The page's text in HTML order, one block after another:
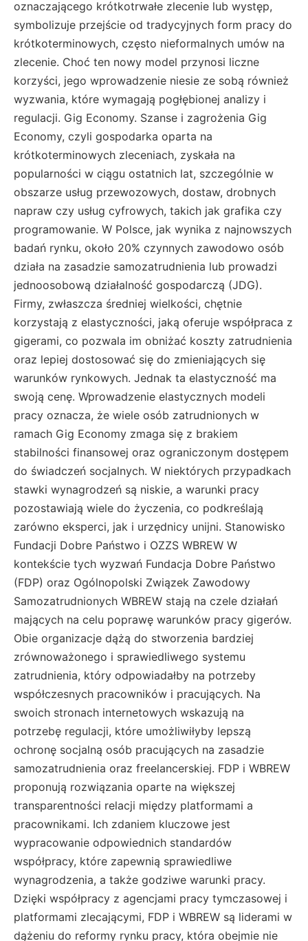
oznaczającego krótkotrwałe zlecenie lub występ,
symbolizuje przejście od tradycyjnych form pracy do
krótkoterminowych, często nieformalnych umów na
zlecenie. Choć ten nowy model przynosi liczne
korzyści, jego wprowadzenie niesie ze sobą również
wyzwania, które wymagają pogłębionej analizy i
regulacji. Gig Economy. Szanse i zagrożenia Gig
Economy, czyli gospodarka oparta na
krótkoterminowych zleceniach, zyskała na
popularności w ciągu ostatnich lat, szczególnie w
obszarze usług przewozowych, dostaw, drobnych
napraw czy usług cyfrowych, takich jak grafika czy
programowanie. W Polsce, jak wynika z najnowszych
badań rynku, około 20% czynnych zawodowo osób
działa na zasadzie samozatrudnienia lub prowadzi
jednoosobową działalność gospodarczą (JDG)​.
Firmy, zwłaszcza średniej wielkości, chętnie
korzystają z elastyczności, jaką oferuje współpraca z
gigerami, co pozwala im obniżać koszty zatrudnienia
oraz lepiej dostosować się do zmieniających się
warunków rynkowych. Jednak ta elastyczność ma
swoją cenę. Wprowadzenie elastycznych modeli
pracy oznacza, że wiele osób zatrudnionych w
ramach Gig Economy zmaga się z brakiem
stabilności finansowej oraz ograniczonym dostępem
do świadczeń socjalnych. W niektórych przypadkach
stawki wynagrodzeń są niskie, a warunki pracy
pozostawiają wiele do życzenia, co podkreślają
zarówno eksperci, jak i urzędnicy unijni​. Stanowisko
Fundacji Dobre Państwo i OZZS WBREW W
kontekście tych wyzwań Fundacja Dobre Państwo
(FDP) oraz Ogólnopolski Związek Zawodowy
Samozatrudnionych WBREW stają na czele działań
mających na celu poprawę warunków pracy gigerów.
Obie organizacje dążą do stworzenia bardziej
zrównoważonego i sprawiedliwego systemu
zatrudnienia, który odpowiadałby na potrzeby
współczesnych pracowników i pracujących. Na
swoich stronach internetowych wskazują na
potrzebę regulacji, które umożliwiłyby lepszą
ochronę socjalną osób pracujących na zasadzie
samozatrudnienia oraz freelancerskiej​. FDP i WBREW
proponują rozwiązania oparte na większej
transparentności relacji między platformami a
pracownikami. Ich zdaniem kluczowe jest
wypracowanie odpowiednich standardów
współpracy, które zapewnią sprawiedliwe
wynagrodzenia, a także godziwe warunki pracy.
Dzięki współpracy z agencjami pracy tymczasowej i
platformami zlecającymi, FDP i WBREW są liderami w
dążeniu do reformy rynku pracy, która obejmie nie